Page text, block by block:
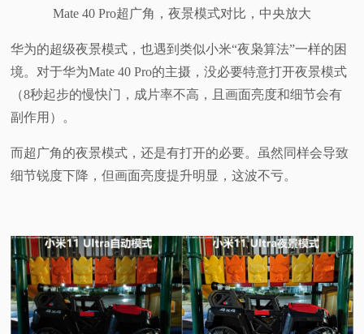
Mate 40 Pro超广角，夜景模式对比，中央放大
华为的超级夜景模式，也遇到类似小米“夜枭算法”一样的困
境。对于华为Mate 40 Pro的主摄，没必要特意打开夜景模式
（8秒起步的慢快门，成片率不高，且画面亮度和细节会有
副作用）。
而超广角的夜景模式，还是有打开的必要。虽然同样会导致
细节锐度下降，但画面亮度提升明显，这波不亏。